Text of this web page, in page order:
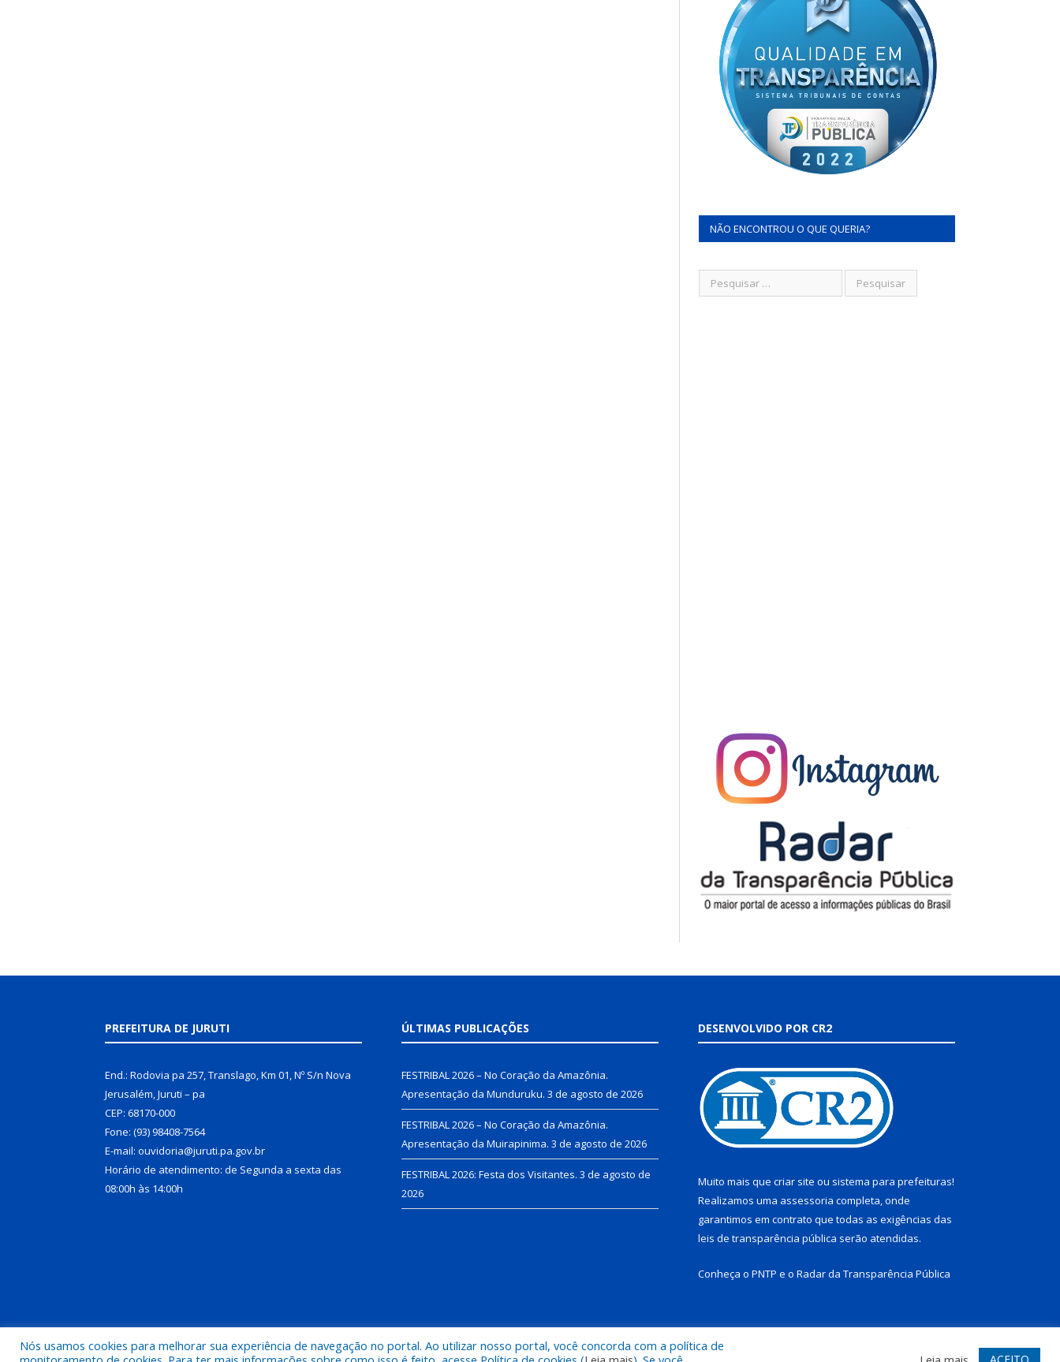
NÃO ENCONTROU O QUE QUERIA?
PREFEITURA DE JURUTI
End.: Rodovia pa 257, Translago, Km 01, Nº S/n Nova
Jerusalém, Juruti – pa
CEP: 68170-000
Fone: (93) 98408-7564
E-mail: ouvidoria@juruti.pa.gov.br
Horário de atendimento: de Segunda a sexta das
08:00h às 14:00h
ÚLTIMAS PUBLICAÇÕES
FESTRIBAL 2026 – No Coração da Amazônia.
Apresentação da Munduruku. 3 de agosto de 2026
FESTRIBAL 2026 – No Coração da Amazônia.
Apresentação da Muirapinima. 3 de agosto de 2026
FESTRIBAL 2026: Festa dos Visitantes. 3 de agosto de
2026
DESENVOLVIDO POR CR2
Muito mais que criar site ou sistema para prefeituras!
Realizamos uma assessoria completa, onde
garantimos em contrato que todas as exigências das
leis de transparência pública serão atendidas.
Conheça o PNTP e o Radar da Transparência Pública
Todos os direitos reservados a Prefeitura Municipal de Juruti. Mapa do Site Acessar Webmail
Nós usamos cookies para melhorar sua experiência de navegação no portal. Ao utilizar nosso portal, você concorda com a política de
ACEITO